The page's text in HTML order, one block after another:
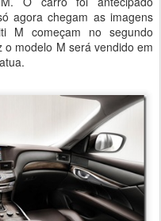
agora chegam as imagens
M começam no segundo
modelo M será vendido em